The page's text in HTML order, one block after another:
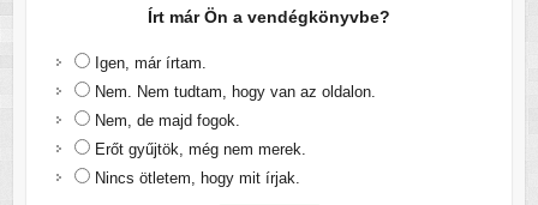
Írt már Ön a vendégkönyvbe?
Igen, már írtam.
Nem. Nem tudtam, hogy van az oldalon.
Nem, de majd fogok.
Erőt gyűjtök, még nem merek.
Nincs ötletem, hogy mit írjak.